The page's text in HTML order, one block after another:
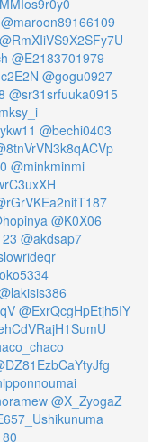
@maroon89166109
@RmXIiVS9X2SFy7U
@E2183701979
@gogu0927
@sr31srfuuka0915
@bechi0403
@minkminmi
@K0X06
@akdsap7
@ExrQcgHpEtjh5IY
@X_ZyogaZ